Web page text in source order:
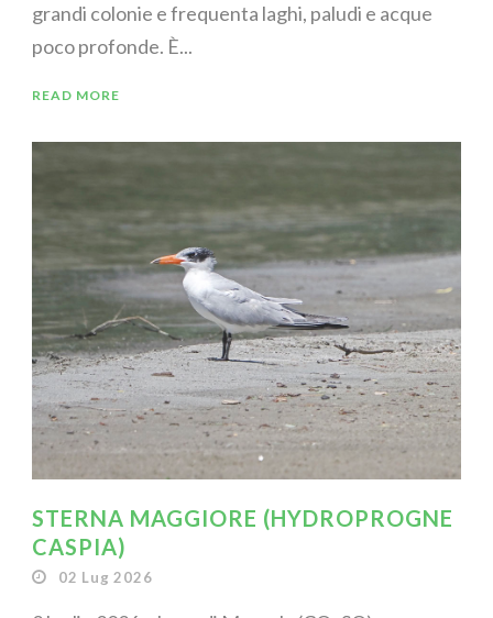
grandi colonie e frequenta laghi, paludi e acque
poco profonde. È...
READ MORE
STERNA MAGGIORE (HYDROPROGNE
CASPIA)
02 Lug 2026